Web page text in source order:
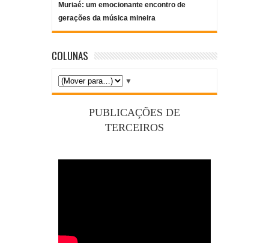
Muriaé: um emocionante encontro de
gerações da música mineira
COLUNAS
▼
PUBLICAÇÕES DE
TERCEIROS